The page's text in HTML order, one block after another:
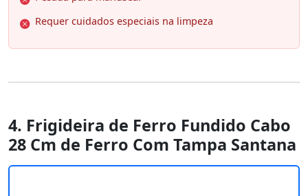
Requer cuidados especiais na limpeza
4. Frigideira de Ferro Fundido Cabo
28 Cm de Ferro Com Tampa Santana